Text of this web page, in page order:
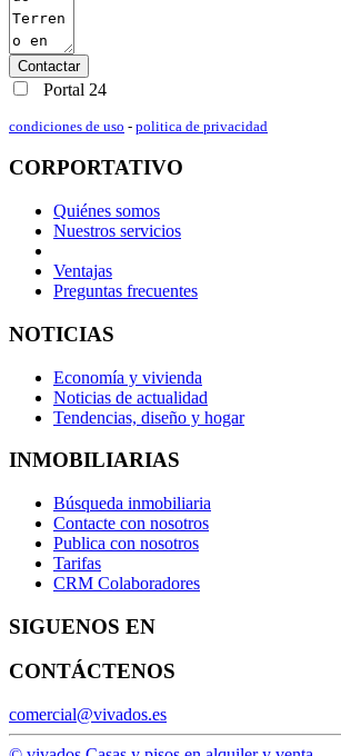
Contactar
Portal 24
condiciones de uso - politica de privacidad
CORPORTATIVO
Quiénes somos
Nuestros servicios
Ventajas
Preguntas frecuentes
NOTICIAS
Economía y vivienda
Noticias de actualidad
Tendencias, diseño y hogar
INMOBILIARIAS
Búsqueda inmobiliaria
Contacte con nosotros
Publica con nosotros
Tarifas
CRM Colaboradores
SIGUENOS EN
CONTÁCTENOS
comercial@vivados.es